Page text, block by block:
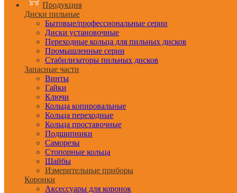
Продукция
Диски пильные
Бытовые/профессиональные серии
Диски установочные
Переходные кольца для пильных дисков
Промышленные серии
Стабилизаторы пильных дисков
Запасные части
Винты
Гайки
Ключи
Кольца копировальные
Кольца переходные
Кольца проставочные
Подшипники
Саморезы
Стопорные кольца
Шайбы
Измерительные приборы
Коронки
Аксессуары для коронок